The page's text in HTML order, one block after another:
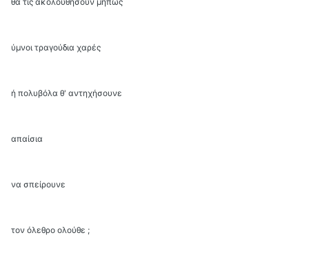
ύμνοι τραγούδια χαρές
ή πολυβόλα θ' αντηχήσουνε
απαίσια
να σπείρουνε
τον όλεθρο ολούθε ;